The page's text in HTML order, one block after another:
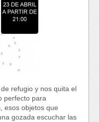
refugio y nos quita el
perfecto para
esos objetos que
gozada escuchar las